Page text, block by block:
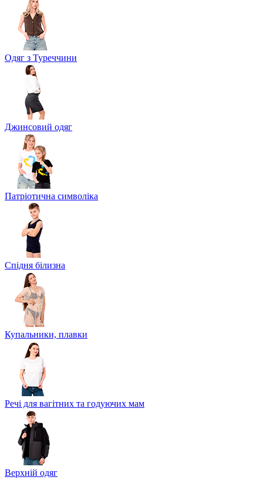
Одяг з Туреччини
Джинсовий одяг
Патріотична символіка
Спідня білизна
Купальники, плавки
Речі для вагітних та годуючих мам
Верхній одяг